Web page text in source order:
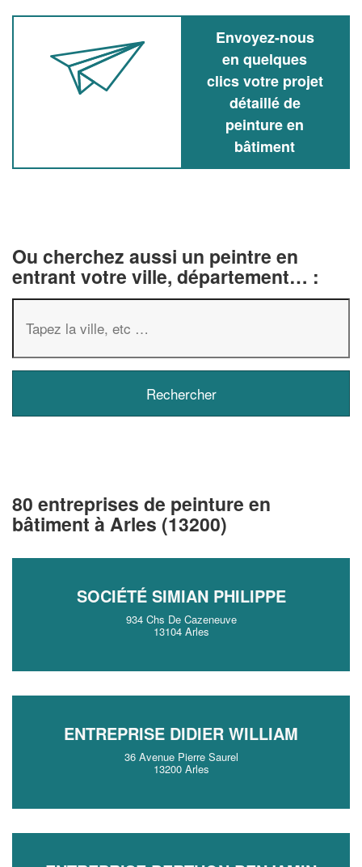
Envoyez-nous
en quelques
clics votre projet
détaillé de
peinture en
bâtiment
Ou cherchez aussi un peintre en
entrant votre ville, département… :
80 entreprises de peinture en
bâtiment à Arles (13200)
SOCIÉTÉ SIMIAN PHILIPPE
934 Chs De Cazeneuve
13104 Arles
ENTREPRISE DIDIER WILLIAM
36 Avenue Pierre Saurel
13200 Arles